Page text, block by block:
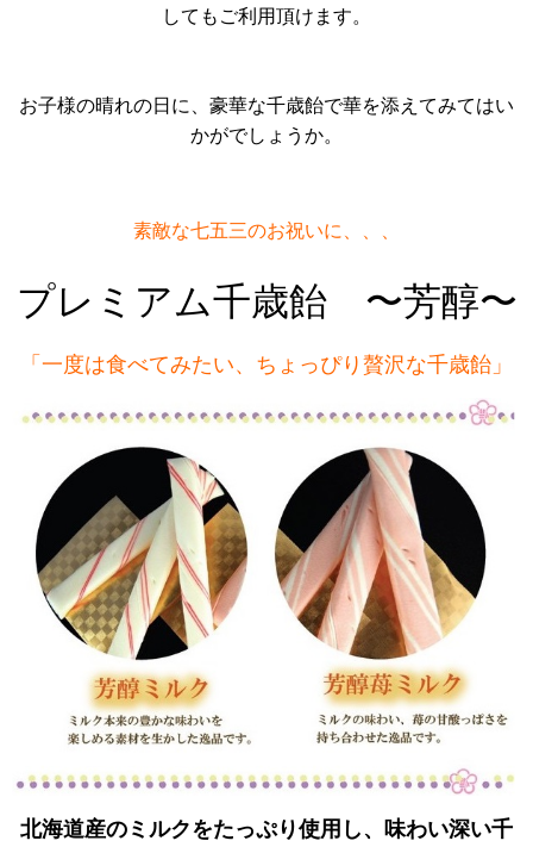
してもご利用頂けます。
お子様の晴れの日に、豪華な千歳飴で華を添えてみてはい
かがでしょうか。
素敵な七五三のお祝いに、、、
プレミアム千歳飴 〜芳醇〜
「一度は食べてみたい、ちょっぴり贅沢な千歳飴」
北海道産のミルクをたっぷり使用し、味わい深い千